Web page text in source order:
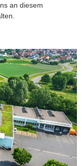
an diesem